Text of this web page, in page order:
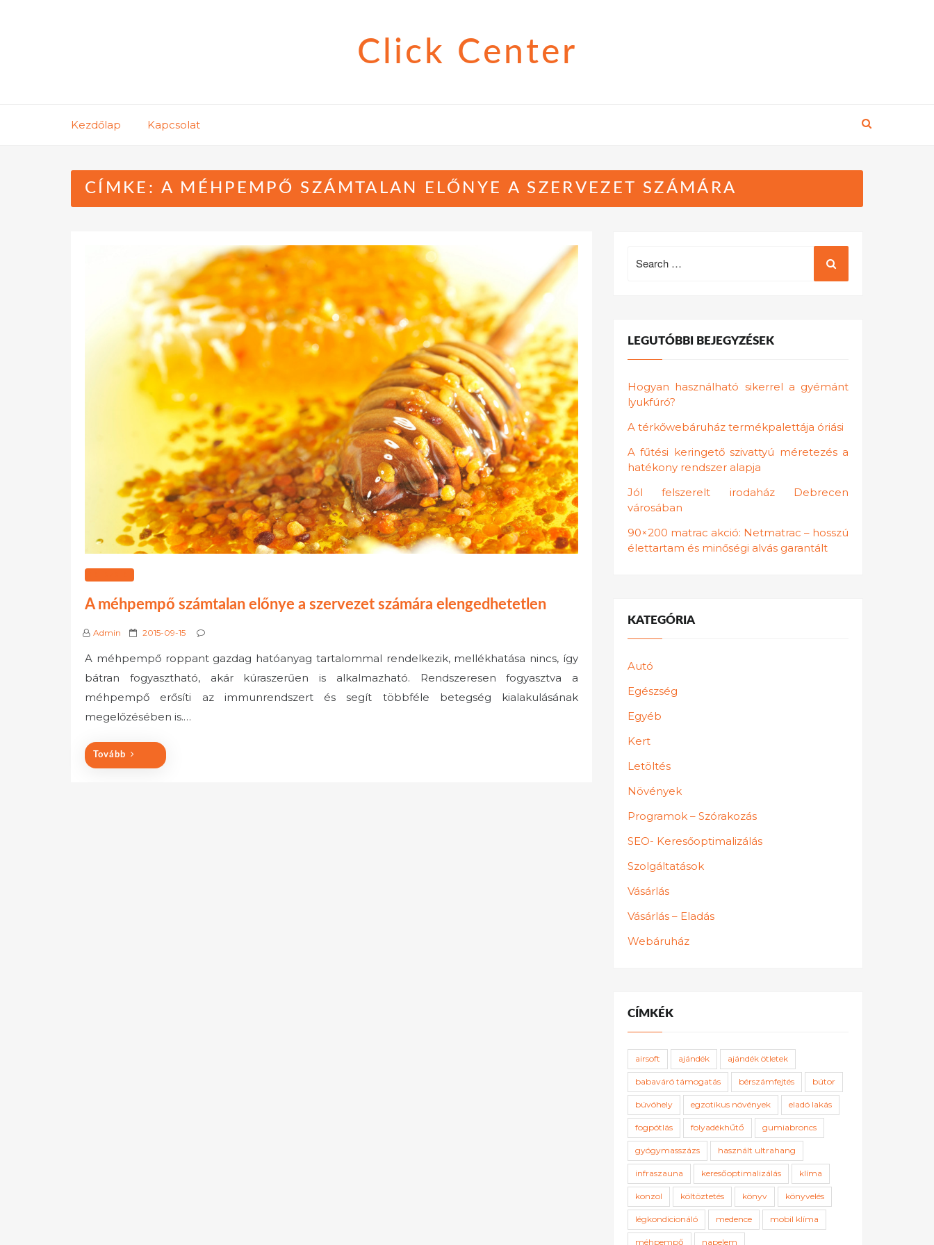
Click Center
Kezdőlap Kapcsolat
CÍMKE: A MÉHPEMPŐ SZÁMTALAN ELŐNYE A SZERVEZET SZÁMÁRA
A méhpempő számtalan előnye a szervezet számára elengedhetetlen
Admin
P
s
t
o
2015-09-15
A méhpempő roppant gazdag hatóanyag tartalommal rendelkezik, mellékhatása nincs, így
bátran fogyasztható, akár kúraszerűen is alkalmazható. Rendszeresen fogyasztva a
méhpempő erősíti az immunrendszert és segít többféle betegség kialakulásának
megelőzésében is.…
Tovább
for:
LEGUTÓBBI BEJEGYZÉSEK
Hogyan használható sikerrel a gyémánt
lyukfúró?
A térkőwebáruház termékpalettája óriási
A fűtési keringető szivattyú méretezés a
hatékony rendszer alapja
Jól felszerelt irodaház Debrecen
városában
90×200 matrac akció: Netmatrac – hosszú
élettartam és minőségi alvás garantált
KATEGÓRIA
Autó
Egészség
Egyéb
Kert
Letöltés
Növények
Programok – Szórakozás
SEO- Keresőoptimalizálás
Szolgáltatások
Vásárlás
Vásárlás – Eladás
Webáruház
CÍMKÉK
airsoft ajándék ajándék ötletek
babaváró támogatás bérszámfejtés bútor
búvóhely egzotikus növények eladó lakás
fogpótlás folyadékhűtő gumiabroncs
gyógymasszázs használt ultrahang
infraszauna keresőoptimalizálás klíma
konzol költöztetés könyv könyvelés
légkondicionáló medence mobil klíma
méhpempő napelem